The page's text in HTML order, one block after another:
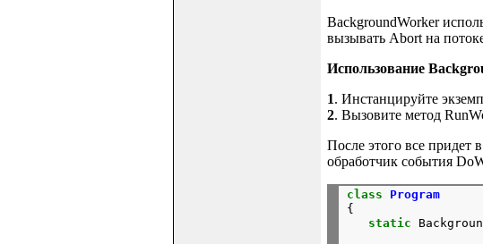
BackgroundWorker
вызывать Abort на
Использование
1. Инстанцируйте
2. Вызовите метод
После этого все придет
обработчик события
class
Program
{
static